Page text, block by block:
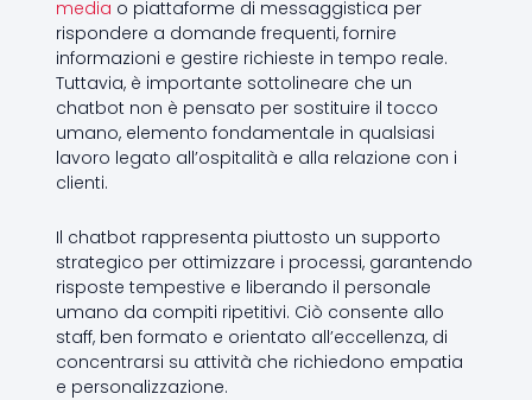
media o piattaforme di messaggistica per
rispondere a domande frequenti, fornire
informazioni e gestire richieste in tempo reale.
Tuttavia, è importante sottolineare che un
chatbot non è pensato per sostituire il tocco
umano, elemento fondamentale in qualsiasi
lavoro legato all’ospitalità e alla relazione con i
clienti.
Il chatbot rappresenta piuttosto un supporto
strategico per ottimizzare i processi, garantendo
risposte tempestive e liberando il personale
umano da compiti ripetitivi. Ciò consente allo
staff, ben formato e orientato all’eccellenza, di
concentrarsi su attività che richiedono empatia
e personalizzazione.